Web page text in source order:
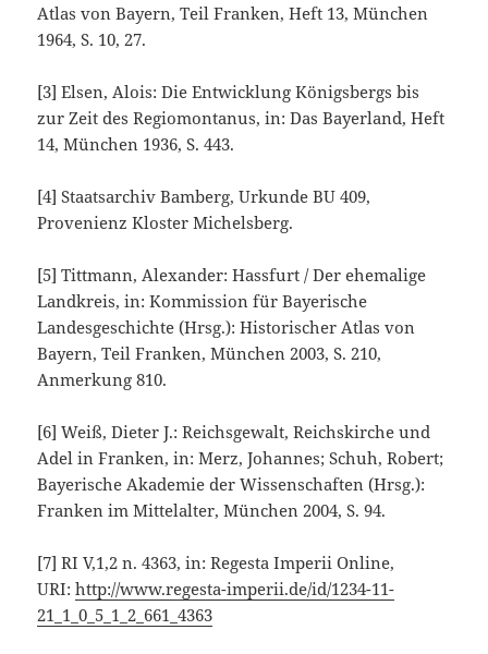
Atlas von Bayern, Teil Franken, Heft 13, München
1964, S. 10, 27.
[3] Elsen, Alois: Die Entwicklung Königsbergs bis
zur Zeit des Regiomontanus, in: Das Bayerland, Heft
14, München 1936, S. 443.
[4] Staatsarchiv Bamberg, Urkunde BU 409,
Provenienz Kloster Michelsberg.
[5] Tittmann, Alexander: Hassfurt / Der ehemalige
Landkreis, in: Kommission für Bayerische
Landesgeschichte (Hrsg.): Historischer Atlas von
Bayern, Teil Franken, München 2003, S. 210,
Anmerkung 810.
[6] Weiß, Dieter J.: Reichsgewalt, Reichskirche und
Adel in Franken, in: Merz, Johannes; Schuh, Robert;
Bayerische Akademie der Wissenschaften (Hrsg.):
Franken im Mittelalter, München 2004, S. 94.
[7] RI V,1,2 n. 4363, in: Regesta Imperii Online,
URI:http://www.regesta-imperii.de/id/1234-11-
21_1_0_5_1_2_661_4363